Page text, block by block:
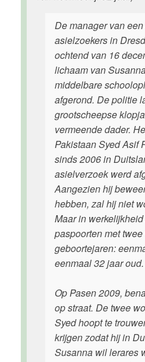
De manager van
asielzoekers in
ochtend van 16
lichaam van
middelbare
afgerond. De politie
grootscheepse
vermeende dader.
Pakistaan Syed Asif
sinds 2006 in
asielverzoek werd
Aangezien hij
hebben, zal hij niet
Maar in
paspoorten met
geboortejaren:
eenmaal 32 jaar oud.
Op Pasen 2009,
op straat. De twee
Syed hoopt te
krijgen zodat hij in
Susanna wil lerares